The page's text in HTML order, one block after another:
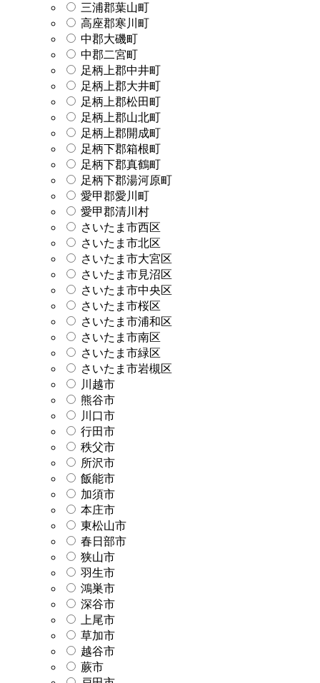
三浦郡葉山町
高座郡寒川町
中郡大磯町
中郡二宮町
足柄上郡中井町
足柄上郡大井町
足柄上郡松田町
足柄上郡山北町
足柄上郡開成町
足柄下郡箱根町
足柄下郡真鶴町
足柄下郡湯河原町
愛甲郡愛川町
愛甲郡清川村
さいたま市西区
さいたま市北区
さいたま市大宮区
さいたま市見沼区
さいたま市中央区
さいたま市桜区
さいたま市浦和区
さいたま市南区
さいたま市緑区
さいたま市岩槻区
川越市
熊谷市
川口市
行田市
秩父市
所沢市
飯能市
加須市
本庄市
東松山市
春日部市
狭山市
羽生市
鴻巣市
深谷市
上尾市
草加市
越谷市
蕨市